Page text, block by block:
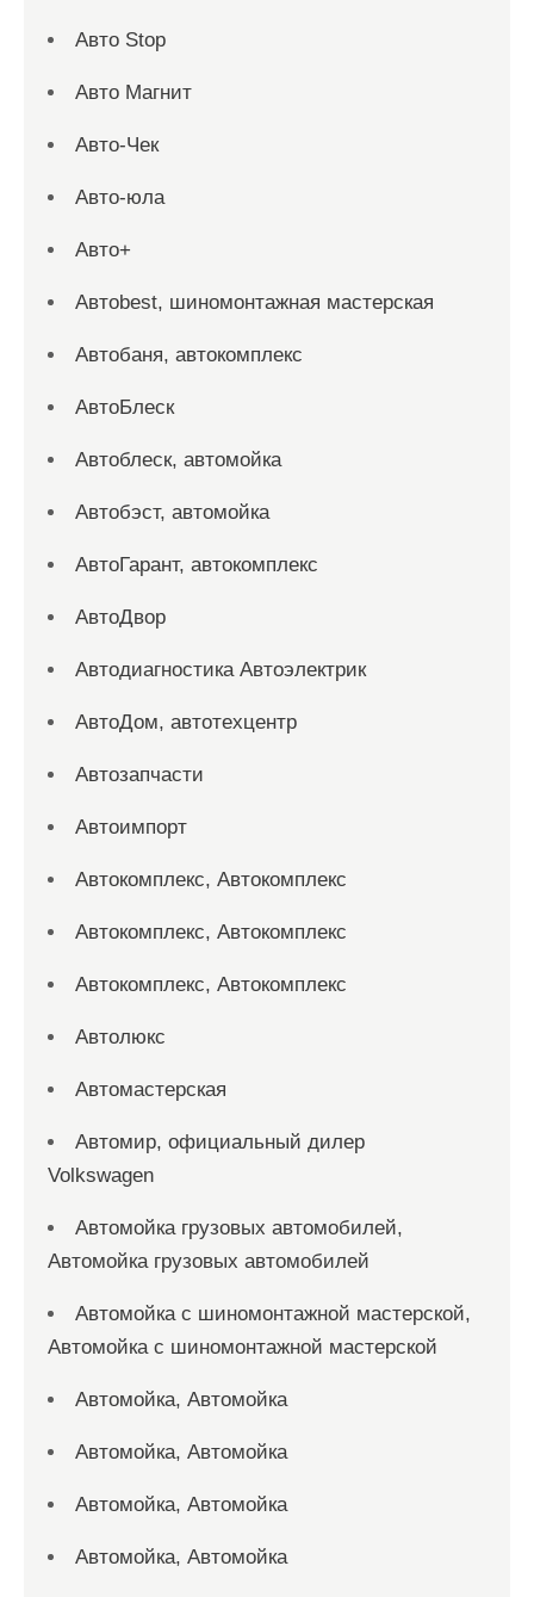
Авто Stop
Авто Магнит
Авто-Чек
Авто-юла
Авто+
Автоbest, шиномонтажная мастерская
Автобаня, автокомплекс
АвтоБлеск
Автоблеск, автомойка
Автобэст, автомойка
АвтоГарант, автокомплекс
АвтоДвор
Автодиагностика Автоэлектрик
АвтоДом, автотехцентр
Автозапчасти
Автоимпорт
Автокомплекс, Автокомплекс
Автокомплекс, Автокомплекс
Автокомплекс, Автокомплекс
Автолюкс
Автомастерская
Автомир, официальный дилер
Volkswagen
Автомойка грузовых автомобилей,
Автомойка грузовых автомобилей
Автомойка с шиномонтажной мастерской,
Автомойка с шиномонтажной мастерской
Автомойка, Автомойка
Автомойка, Автомойка
Автомойка, Автомойка
Автомойка, Автомойка